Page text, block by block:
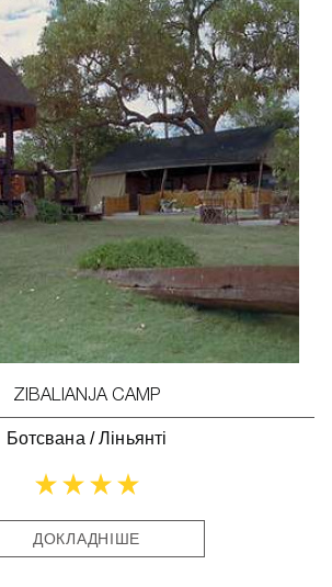
ZIBALIANJA CAMP
Ботсвана /Ліньянті
ДОКЛАДНІШЕ